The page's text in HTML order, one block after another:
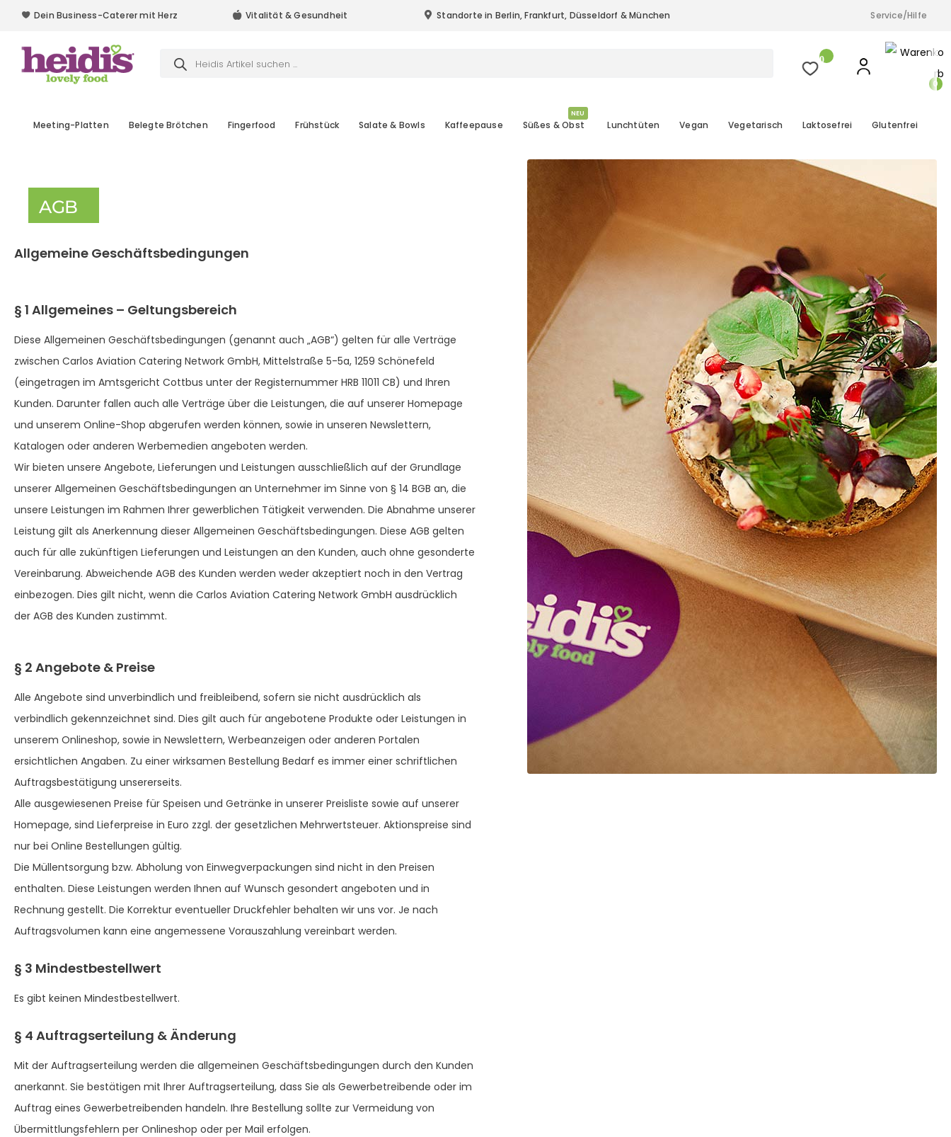
Dein Business-Caterer mit Herz
Dein Business-Caterer mit Herz Vitalität & Gesundheit Standort & Lieferung in Berlin, Frankfurt (a.M.), Düsseldorf, Köln und München
Standorte in Berlin, Frankfurt, Düsseldorf & München Service/Hilfe
search 0
0
Meeting-Platten Belegte Brötchen Fingerfood Frühstück Salate & Bowls Kaffeepause Süßes & Obst
NEU
Lunchtüten Vegan Vegetarisch Laktosefrei Glutenfrei
AGB
Allgemeine Geschäftsbedingungen
§ 1 Allgemeines – Geltungsbereich
Diese Allgemeinen Geschäftsbedingungen (genannt auch „AGB“) gelten für alle Verträge
zwischen Carlos Aviation Catering Network GmbH, Mittelstraße 5-5a, 1259 Schönefeld
(eingetragen im Amtsgericht Cottbus unter der Registernummer HRB 11011 CB) und Ihren
Kunden. Darunter fallen auch alle Verträge über die Leistungen, die auf unserer Homepage
und unserem Online-Shop abgerufen werden können, sowie in unseren Newslettern,
Katalogen oder anderen Werbemedien angeboten werden.
Wir bieten unsere Angebote, Lieferungen und Leistungen ausschließlich auf der Grundlage
unserer Allgemeinen Geschäftsbedingungen an Unternehmer im Sinne von § 14 BGB an, die
unsere Leistungen im Rahmen Ihrer gewerblichen Tätigkeit verwenden. Die Abnahme unserer
Leistung gilt als Anerkennung dieser Allgemeinen Geschäftsbedingungen. Diese AGB gelten
auch für alle zukünftigen Lieferungen und Leistungen an den Kunden, auch ohne gesonderte
Vereinbarung. Abweichende AGB des Kunden werden weder akzeptiert noch in den Vertrag
einbezogen. Dies gilt nicht, wenn die Carlos Aviation Catering Network GmbH ausdrücklich
der AGB des Kunden zustimmt.
§ 2 Angebote & Preise
Alle Angebote sind unverbindlich und freibleibend, sofern sie nicht ausdrücklich als
verbindlich gekennzeichnet sind. Dies gilt auch für angebotene Produkte oder Leistungen in
unserem Onlineshop, sowie in Newslettern, Werbeanzeigen oder anderen Portalen
ersichtlichen Angaben. Zu einer wirksamen Bestellung Bedarf es immer einer schriftlichen
Auftragsbestätigung unsererseits.
Alle ausgewiesenen Preise für Speisen und Getränke in unserer Preisliste sowie auf unserer
Homepage, sind Lieferpreise in Euro zzgl. der gesetzlichen Mehrwertsteuer. Aktionspreise sind
nur bei Online Bestellungen gültig.
Die Müllentsorgung bzw. Abholung von Einwegverpackungen sind nicht in den Preisen
enthalten. Diese Leistungen werden Ihnen auf Wunsch gesondert angeboten und in
Rechnung gestellt. Die Korrektur eventueller Druckfehler behalten wir uns vor. Je nach
Auftragsvolumen kann eine angemessene Vorauszahlung vereinbart werden.
§ 3 Mindestbestellwert
Es gibt keinen Mindestbestellwert.
§ 4 Auftragserteilung & Änderung
Mit der Auftragserteilung werden die allgemeinen Geschäftsbedingungen durch den Kunden
anerkannt. Sie bestätigen mit Ihrer Auftragserteilung, dass Sie als Gewerbetreibende oder im
Auftrag eines Gewerbetreibenden handeln. Ihre Bestellung sollte zur Vermeidung von
Übermittlungsfehlern per Onlineshop oder per Mail erfolgen.